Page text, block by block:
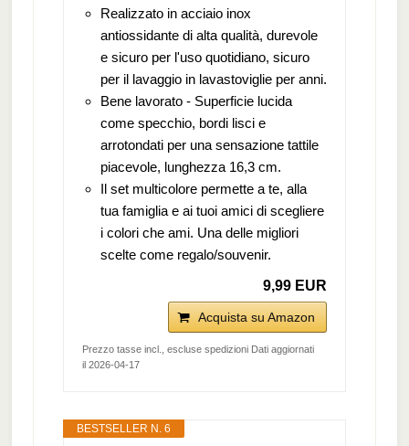
Realizzato in acciaio inox
antiossidante di alta qualità, durevole
e sicuro per l'uso quotidiano, sicuro
per il lavaggio in lavastoviglie per anni.
Bene lavorato - Superficie lucida
come specchio, bordi lisci e
arrotondati per una sensazione tattile
piacevole, lunghezza 16,3 cm.
Il set multicolore permette a te, alla
tua famiglia e ai tuoi amici di scegliere
i colori che ami. Una delle migliori
scelte come regalo/souvenir.
9,99 EUR
Acquista su Amazon
Prezzo tasse incl., escluse spedizioni Dati aggiornati
il 2026-04-17
BESTSELLER N. 6